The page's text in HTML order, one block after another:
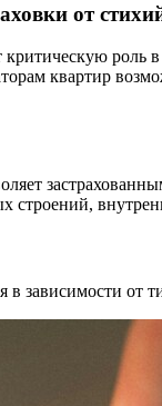
от
критическую
квартир
строений,
в зависимости от